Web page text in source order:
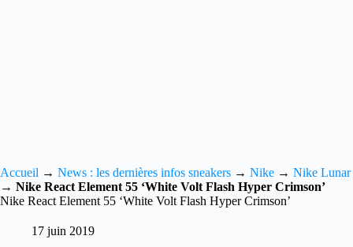
Accueil → News : les dernières infos sneakers → Nike → Nike Lunar
→ Nike React Element 55 ‘White Volt Flash Hyper Crimson’
Nike React Element 55 ‘White Volt Flash Hyper Crimson’
17 juin 2019